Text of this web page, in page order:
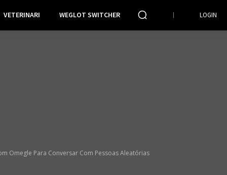
VETERINARI WEGLOT SWITCHER LOGIN
Omegle Para Conversar Com Pessoas Aleatórias